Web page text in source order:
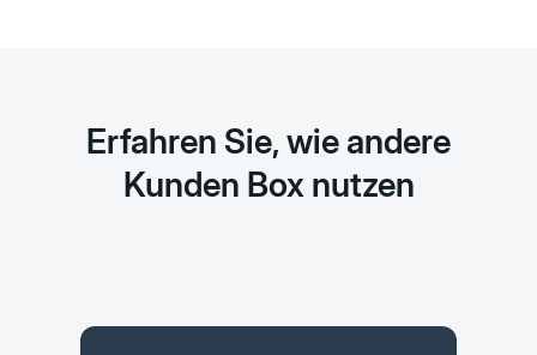
Erfahren Sie, wie andere
Kunden Box nutzen